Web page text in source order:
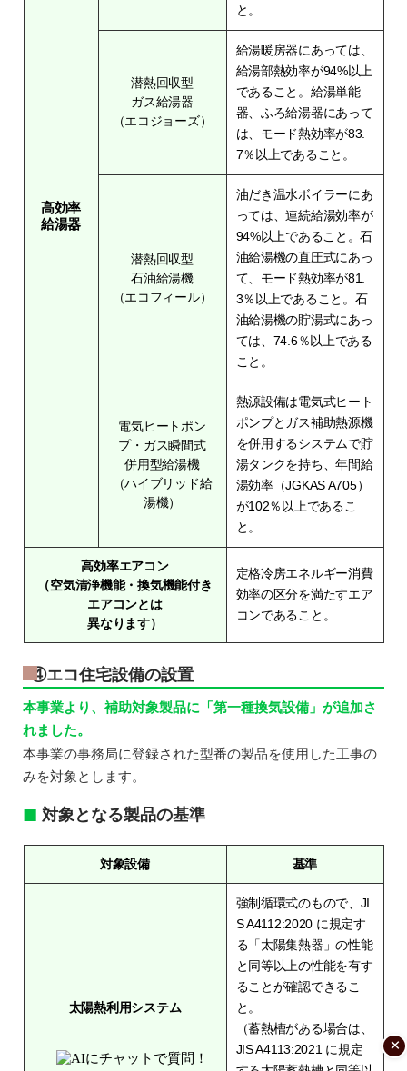
高効率
給湯器
と。
潜熱回収型
ガス給湯器
（エコジョーズ）
給湯暖房器にあっては、
給湯部熱効率が94%以上
であること。給湯単能
器、ふろ給湯器にあって
は、モード熱効率が83.
7％以上であること。
潜熱回収型
石油給湯機
（エコフィール）
油だき温水ボイラーにあ
っては、連続給湯効率が
94%以上であること。石
油給湯機の直圧式にあっ
て、モード熱効率が81.
3％以上であること。石
油給湯機の貯湯式にあっ
ては、74.6％以上である
こと。
電気ヒートポン
プ・ガス瞬間式
併用型給湯機
（ハイブリッド給
湯機）
熱源設備は電気式ヒート
ポンプとガス補助熱源機
を併用するシステムで貯
湯タンクを持ち、年間給
湯効率（JGKAS A705）
が102％以上であるこ
と。
高効率エアコン
（空気清浄機能・換気機能付き
エアコンとは
異なります）
定格冷房エネルギー消費
効率の区分を満たすエア
コンであること。
④エコ住宅設備の設置
本事業より、補助対象製品に「第一種換気設備」が追加さ
れました。
本事業の事務局に登録された型番の製品を使用した工事の
みを対象とします。
対象となる製品の基準
対象設備 基準
太陽熱利用システム
強制循環式のもので、JI
S A4112:2020 に規定す
る「太陽集熱器」の性能
と同等以上の性能を有す
ることが確認できるこ
と。
（蓄熱槽がある場合は、
JIS A4113:2021 に規定
×